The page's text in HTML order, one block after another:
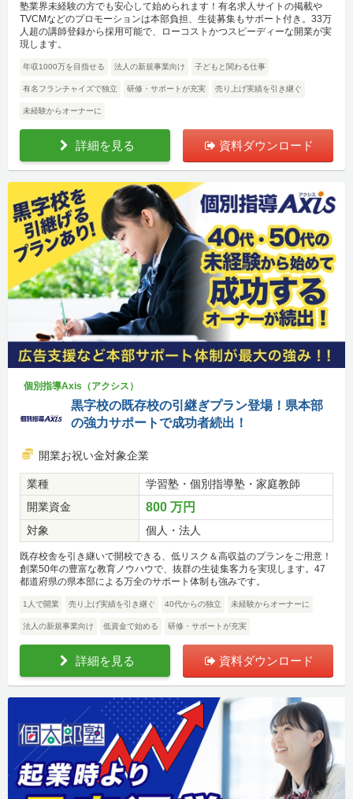
塾業界未経験の方でも安心して始められます！有名求人サイトの掲載や
TVCMなどのプロモーションは本部負担、生徒募集もサポート付き。33万
人超の講師登録から採用可能で、ローコストかつスピーディーな開業が実
現します。
年収1000万を目指せる 法人の新規事業向け 子どもと関わる仕事
有名フランチャイズで独立 研修・サポートが充実 売り上げ実績を引き継ぐ
未経験からオーナーに
詳細を見る 資料ダウンロード
個別指導Axis（アクシス）
黒字校の既存校の引継ぎプラン登場！県本部
の強力サポートで成功者続出！
開業お祝い金対象企業
業種
学習塾・個別指導塾・家庭教師
開業資金
800 万円
対象 個人・法人
既存校舎を引き継いで開校できる、低リスク＆高収益のプランをご用意！
創業50年の豊富な教育ノウハウで、抜群の生徒集客力を実現します。47
都道府県の県本部による万全のサポート体制も強みです。
1人で開業 売り上げ実績を引き継ぐ 40代からの独立 未経験からオーナーに
法人の新規事業向け 低資金で始める 研修・サポートが充実
詳細を見る 資料ダウンロード